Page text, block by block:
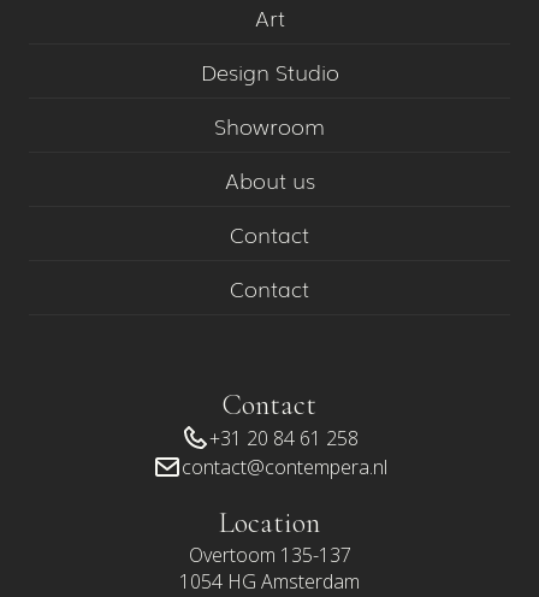
Art
Design Studio
Showroom
About us
Contact
Contact
Contact
+31 20 84 61 258
contact@contempera.nl
Location
Overtoom 135-137
1054 HG Amsterdam